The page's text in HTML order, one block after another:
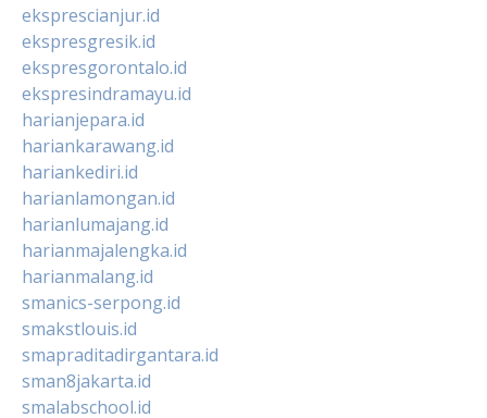
eksprescianjur.id
ekspresgresik.id
ekspresgorontalo.id
ekspresindramayu.id
harianjepara.id
hariankarawang.id
hariankediri.id
harianlamongan.id
harianlumajang.id
harianmajalengka.id
harianmalang.id
smanics-serpong.id
smakstlouis.id
smapraditadirgantara.id
sman8jakarta.id
smalabschool.id